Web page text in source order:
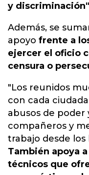
y
Además, se
apoyo frente a
ejercer el oficio
censura o
"Los reunidos
con cada
abusos de poder
compañeros y
trabajo desde los
También apoya
técnicos que